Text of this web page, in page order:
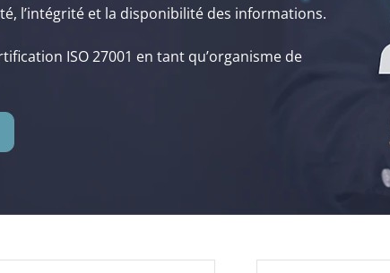
l’intégrité et la disponibilité des informations.
ISO 27001 en tant qu’organisme de